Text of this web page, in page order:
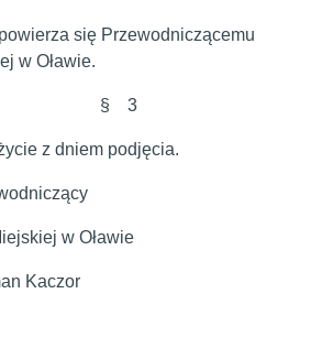
się Przewodniczącemu
w Oławie.
3
z dniem podjęcia.
w Oławie